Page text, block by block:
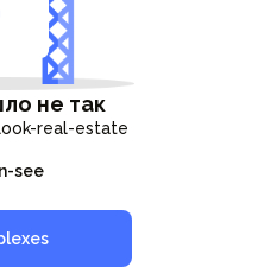
не так
real-estate
see